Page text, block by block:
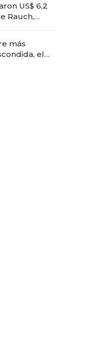
US$ 6,2
Rauch,
más
el